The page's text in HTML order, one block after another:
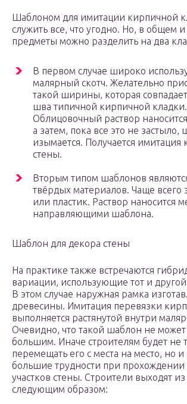
Шаблоном для имитации кирпичной
служить все, что угодно. Но, в общем
предметы можно разделить на два
В первом случае широко
малярный скотч. Желательно
такой ширины, которая
шва типичной кирпичной кладки.
Облицовочный раствор
а затем, пока все это не застыло,
изымается. Получается имитация
стены.
Вторым типом шаблонов
твёрдых материалов. Чаще всего
или пластик. Раствор наносится
направляющими шаблона.
Шаблон для декора стены
На практике также встречаются
вариации, использующие тот и
В этом случае наружная рамка
древесины. Имитация перевязки
выполняется растянутой внутри
Очевидно, что такой шаблон не
большим. Иначе строителям будет не
перемещать его с места на место, но
большие трудности при
участков стены. Строители выходят
следующим образом: